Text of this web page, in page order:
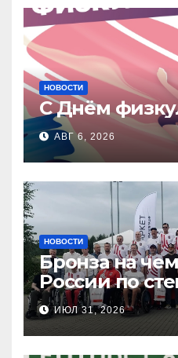
НОВОСТИ
С Днём
АВГ 6, 2026
НОВОСТИ
Бронза на
России по
стрельбе
ИЮЛ 31, 2026